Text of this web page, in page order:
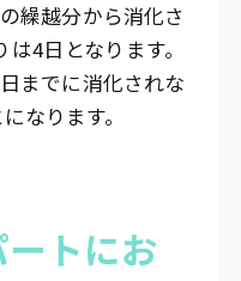
繰越分から消化さ
4日となります。
までに消化されな
なります。
トにお